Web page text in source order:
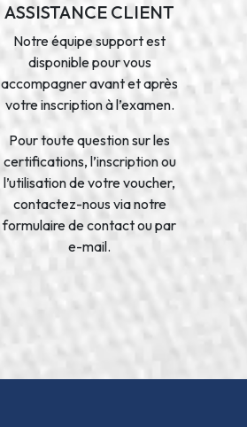
ASSISTANCE CLIENT
Notre équipe support est
disponible pour vous
accompagner avant et après
votre inscription à l’examen.
Pour toute question sur les
certifications, l’inscription ou
l’utilisation de votre voucher,
contactez-nous via notre
formulaire de contact ou par
e-mail.